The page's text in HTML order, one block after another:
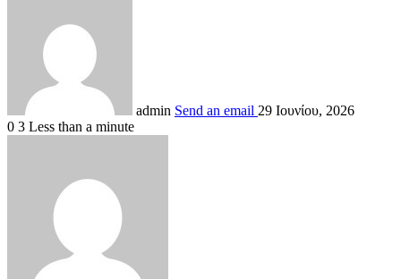
admin Send an email 29 Ιουνίου, 2026
0 3 Less than a minute